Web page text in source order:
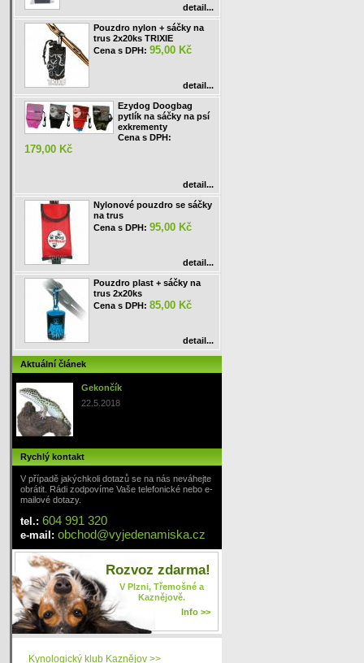
detail...
Pouzdro nylon + sáčky na
trus 2x20ks TRIXIE
Cena s DPH: 95,00 Kč
detail...
Ezydog Doogbag
pytlík na sáčky na psí
exkrementy
Cena s DPH:
179,00 Kč
detail...
Nylonové pouzdro se sáčky
na trus
Cena s DPH: 95,00 Kč
detail...
Pouzdro plast + sáčky na
trus 2x20ks
Cena s DPH: 85,00 Kč
detail...
Aktuální článek
Gekončík
22.5.2018
Rychlý kontakt
V případě jakýchkoli dotazů se na nás neváhejte
obrátit. Rádi zodpovíme Vaše telefonické nebo e-
mailové dotazy.
tel.: 604 991 320
e-mail: obchod@vyjedenamiska.cz
Rozvoz zdarma!
V Plzni, Třemošné a
Kaznějově.
Info >>
Kynologický klub Kaznějov >>